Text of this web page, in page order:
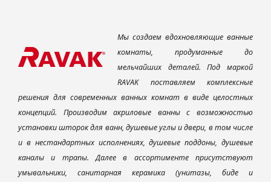
Мы создаем вдохновляющие ванные
комнаты, продуманные до
мельчайших деталей. Под маркой
RAVAK поставляем комплексные
решения для современных ванных комнат в виде целостных
концепций. Производим акриловые ванны с возможностью
установки шторок для ванн, душевые углы и двери, в том числе
и в нестандартных исполнениях, душевые поддоны, душевые
каналы и трапы. Далее в ассортименте присутствуют
умывальники, санитарная керамика (унитазы, биде и